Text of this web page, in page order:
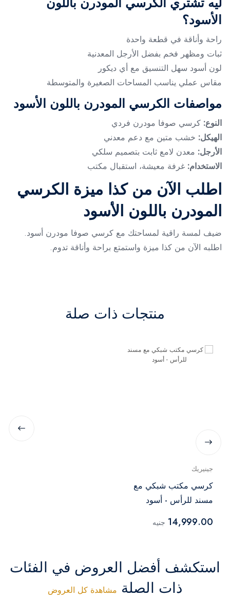
الأسود؟
راحة وأناقة في قطعة واحدة
ثبات ومظهر فخم بفضل الأرجل المعدنية
لون أسود سهل التنسيق مع أي ديكور
مقاس عملي يناسب المساحات الصغيرة والمتوسطة
مواصفات الكرسي المودرن باللون الأسود
النوع: كرسي صوفا مودرن فردي
الهيكل: خشب متين مع دعم معدني
الأرجل: معدن لامع ثابت بتصميم سلكي
الاستخدام: غرفة معيشة، استقبال مكتب
اطلب الآن من كذا ميزة الكرسي
المودرن باللون الأسود
ضيف لمسة راقية لمساحتك مع كرسي صوفا مودرن أسود.
اطلبه الآن من كذا ميزة واستمتع براحة وأناقة تدوم.
منتجات ذات صلة
جينيريك
كرسي مكتب شبكي مع
مسند للرأس - أسود
14,999.00 جنيه
استكشف أفضل العروض في الفئات
ذات الصلة مشاهدة كل العروض